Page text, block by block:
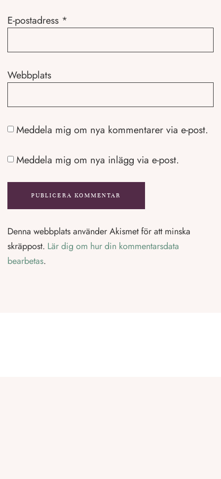
E-postadress *
Webbplats
Meddela mig om nya kommentarer via e-post.
Meddela mig om nya inlägg via e-post.
Denna webbplats använder Akismet för att minska
skräppost. Lär dig om hur din kommentarsdata
bearbetas.